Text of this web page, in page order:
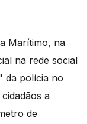
Marítimo, na
na rede social
da polícia no
a
de